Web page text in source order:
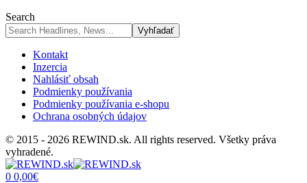
Search
Kontakt
Inzercia
Nahlásiť obsah
Podmienky používania
Podmienky používania e-shopu
Ochrana osobných údajov
© 2015 - 2026 REWIND.sk. All rights reserved. Všetky práva
vyhradené.
0 0,00€